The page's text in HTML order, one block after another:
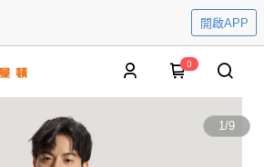
開啟APP
0
1/9